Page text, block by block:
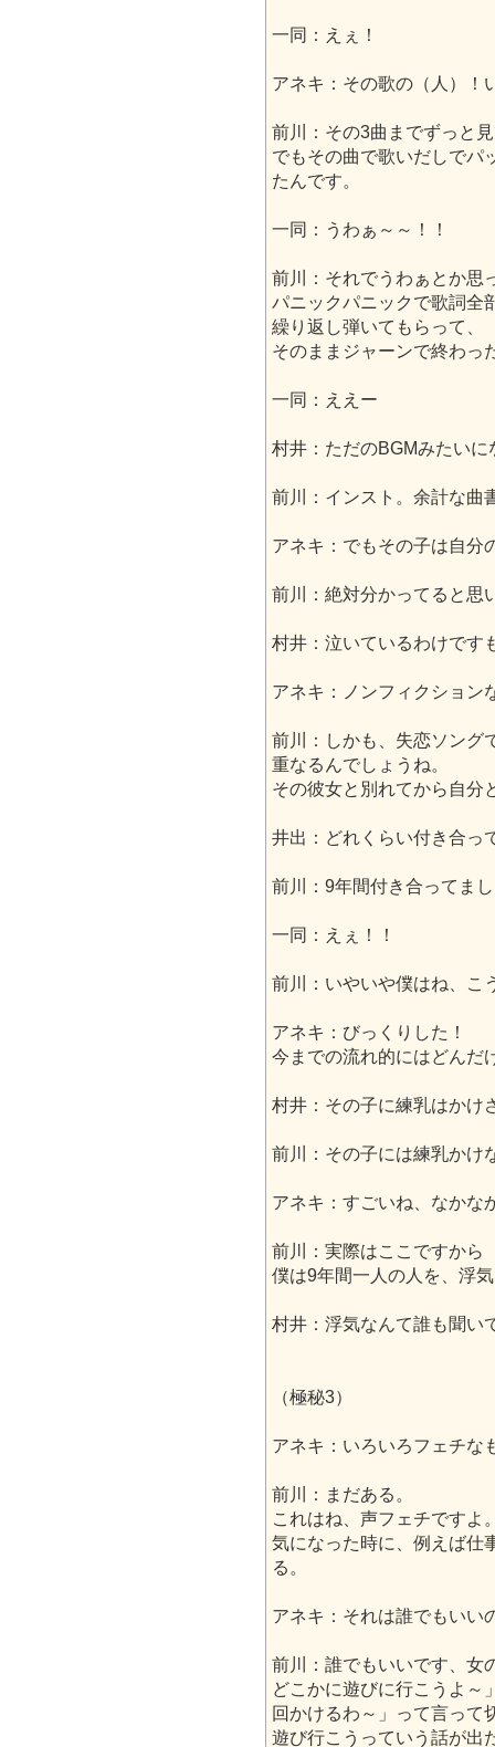
一同：えぇ！
アネキ：その歌の（人）！
前川：その3曲までずっと
でもその曲で歌いだしでパ
たんです。
一同：うわぁ～～！！
前川：それでうわぁとか思
パニックパニックで歌詞全
繰り返し弾いてもらって、
そのままジャーンで終わっ
一同：ええー
村井：ただのBGMみたいに
前川：インスト。余計な曲
アネキ：でもその子は自分
前川：絶対分かってると思
村井：泣いているわけです
アネキ：ノンフィクション
前川：しかも、失恋ソング
重なるんでしょうね。
その彼女と別れてから自分
井出：どれくらい付き合っ
前川：9年間付き合ってま
一同：えぇ！！
前川：いやいや僕はね、こ
アネキ：びっくりした！
今までの流れ的にはどんだ
村井：その子に練乳はかけ
前川：その子には練乳かけ
アネキ：すごいね、なかな
前川：実際はここですから
僕は9年間一人の人を、浮
村井：浮気なんて誰も聞い
（極秘3）
アネキ：いろいろフェチな
前川：まだある。
これはね、声フェチですよ
気になった時に、例えば仕
る。
アネキ：それは誰でもいい
前川：誰でもいいです、女
どこかに遊びに行こうよ～
回かけるわ～」って言って
遊び行こうっていう話が出